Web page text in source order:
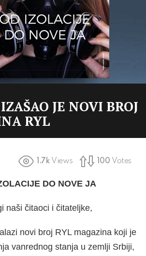
JE NOVI BROJ
RYL
1.7k Views 100 Votes
DO NOVE JA
naši čitaoci i čitateljke,
novi broj RYL magazina koji je
vanrednog stanja u zemlji Srbiji,